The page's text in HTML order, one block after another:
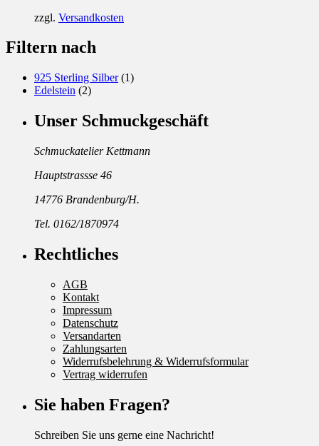
zzgl. Versandkosten
Filtern nach
925 Sterling Silber (1)
Edelstein (2)
Unser Schmuckgeschäft
Schmuckatelier Kettmann
Hauptstrassse 46
14776 Brandenburg/H.
Tel. 0162/1870974
Rechtliches
AGB
Kontakt
Impressum
Datenschutz
Versandarten
Zahlungsarten
Widerrufsbelehrung & Widerrufsformular
Vertrag widerrufen
Sie haben Fragen?
Schreiben Sie uns gerne eine Nachricht!